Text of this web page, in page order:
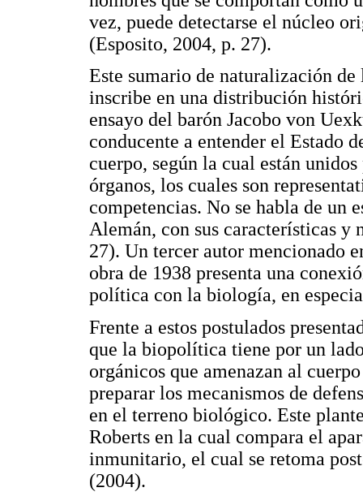
vez, puede detectarse el núcleo
(Esposito, 2004, p. 27).
Este sumario de naturalización
inscribe en una distribución
ensayo del barón Jacobo von
conducente a entender el Estado
cuerpo, según la cual están
órganos, los cuales son
competencias. No se habla de un
Alemán, con sus características y
27). Un tercer autor mencionado
obra de 1938 presenta una
política con la biología, en
Frente a estos postulados
que la biopolítica tiene por un
orgánicos que amenazan al
preparar los mecanismos de
en el terreno biológico. Este
Roberts en la cual compara el
inmunitario, el cual se retoma
(2004).